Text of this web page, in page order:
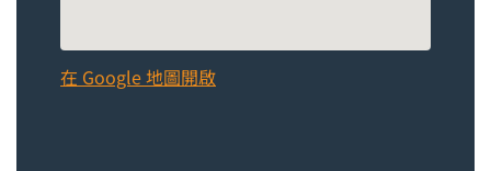
在 Google 地圖開啟